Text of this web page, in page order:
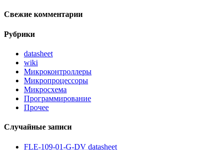
Свежие комментарии
Рубрики
datasheet
wiki
Микроконтроллеры
Микропроцессоры
Микросхема
Программирование
Прочее
Случайные записи
FLE-109-01-G-DV datasheet